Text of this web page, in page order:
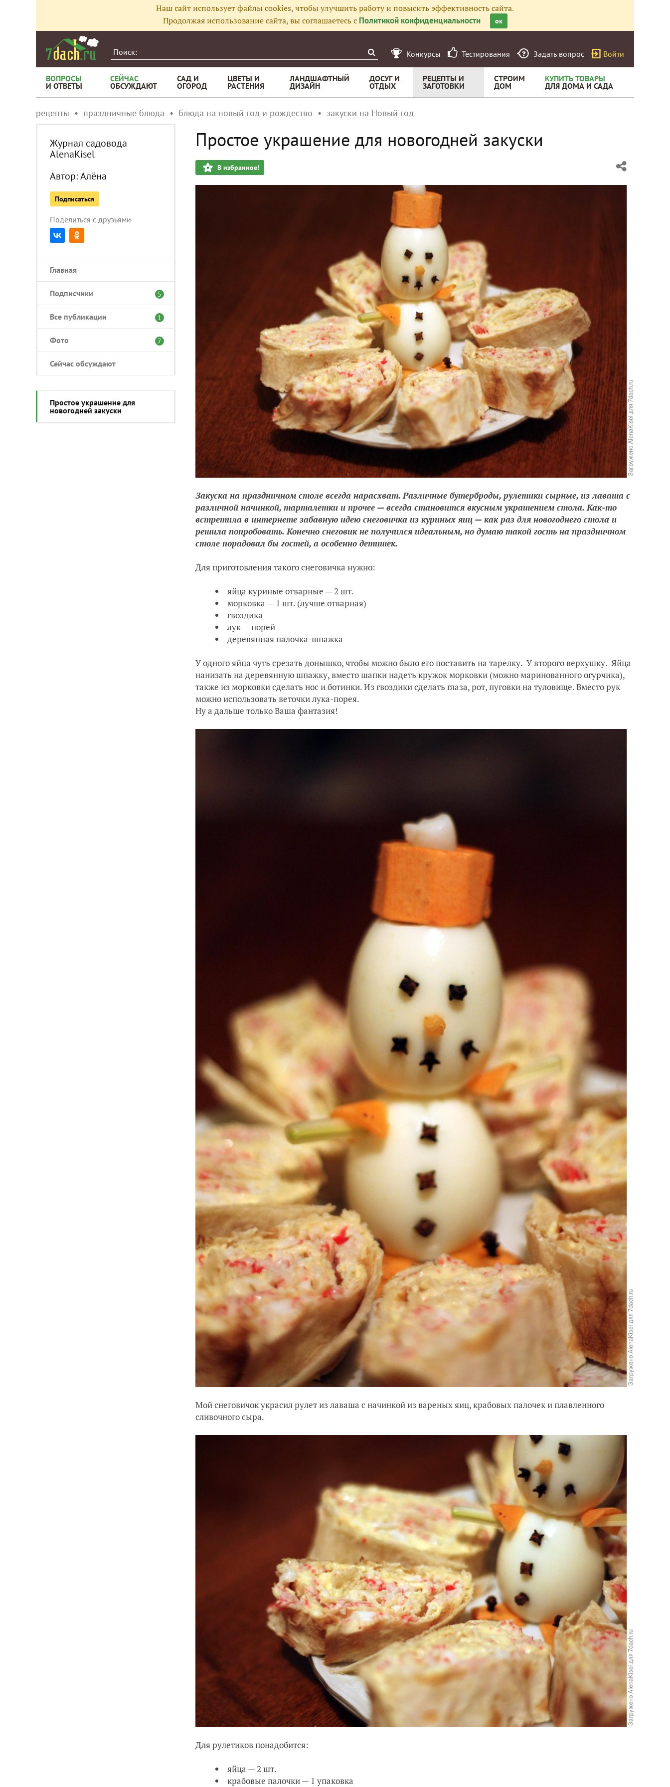
Наш сайт использует файлы cookies, чтобы улучшить работу и повысить эффективность сайта.
Продолжая использование сайта, вы соглашаетесь с Политикой конфиденциальности ок
Конкурсы Тестирования Задать вопрос Войти
ВОПРОСЫ
И ОТВЕТЫ
СЕЙЧАС
ОБСУЖДАЮТ
САД И
ОГОРОД
ЦВЕТЫ И
РАСТЕНИЯ
ЛАНДШАФТНЫЙ
ДИЗАЙН
ДОСУГ И
ОТДЫХ
РЕЦЕПТЫ И
ЗАГОТОВКИ
СТРОИМ
ДОМ
КУПИТЬ ТОВАРЫ
ДЛЯ ДОМА И САДА
рецепты праздничные блюда блюда на новый год и рождество закуски на Новый год
Журнал садовода
AlenaKisel
Автор:Алёна
Подписаться
Поделиться с друзьями
Главная
Подписчики 5
Все публикации 1
Фото 7
Сейчас обсуждают
Простое украшение для
новогодней закуски
Простое украшение для новогодней закуски
В избранное!
Закуска на праздничном столе всегда нарасхват. Различные бутерброды, рулетики сырные, из лаваша с
различной начинкой, тарталетки и прочее — всегда становится вкусным украшением стола. Как-то
встретила в интернете забавную идею снеговичка из куриных яиц — как раз для новогоднего стола и
решила попробовать. Конечно снеговик не получился идеальным, но думаю такой гость на праздничном
столе порадовал бы гостей, а особенно детишек.
Для приготовления такого снеговичка нужно:
яйца куриные отварные — 2 шт.
морковка — 1 шт. (лучше отварная)
гвоздика
лук — порей
деревянная палочка-шпажка
У одного яйца чуть срезать донышко, чтобы можно было его поставить на тарелку. У второго верхушку. Яйца
нанизать на деревянную шпажку, вместо шапки надеть кружок морковки (можно маринованного огурчика),
также из морковки сделать нос и ботинки. Из гвоздики сделать глаза, рот, пуговки на туловище. Вместо рук
можно использовать веточки лука-порея.
Ну а дальше только Ваша фантазия!
Мой снеговичок украсил рулет из лаваша с начинкой из вареных яиц, крабовых палочек и плавленного
сливочного сыра.
Для рулетиков понадобится:
яйца — 2 шт.
крабовые палочки — 1 упаковка